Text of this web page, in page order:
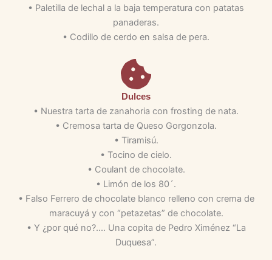
• Paletilla de lechal a la baja temperatura con patatas
panaderas.
• Codillo de cerdo en salsa de pera.
Dulces
• Nuestra tarta de zanahoria con frosting de nata.
• Cremosa tarta de Queso Gorgonzola.
• Tiramisú.
• Tocino de cielo.
• Coulant de chocolate.
• Limón de los 80´.
• Falso Ferrero de chocolate blanco relleno con crema de
maracuyá y con “petazetas” de chocolate.
• Y ¿por qué no?.... Una copita de Pedro Ximénez “La
Duquesa”.